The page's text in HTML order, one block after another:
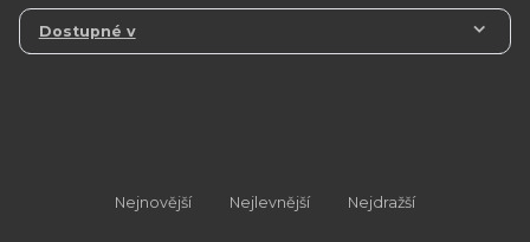
Dostupné v
Nejnovější Nejlevnější Nejdražší